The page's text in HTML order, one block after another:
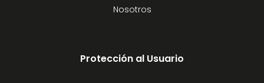
Nosotros
Protección al Usuario